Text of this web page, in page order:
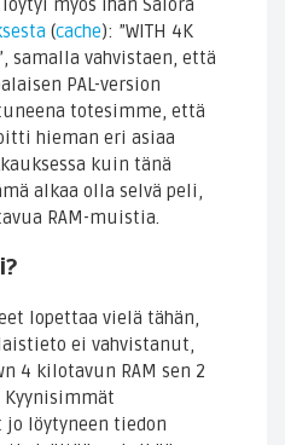
myös ihan Salora
(cache): ”WITH 4K
samalla vahvistaen, että
PAL-version
totesimme, että
hieman eri asiaa
kuin tänä
alkaa olla selvä peli,
RAM-muistia.
lopettaa vielä tähän,
ei vahvistanut,
4 kilotavun RAM sen 2
löytyneen tiedon